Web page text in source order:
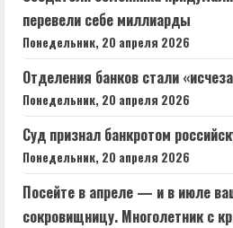
перевели себе миллиарды
Понедельник, 20 апреля 2026
Отделения банков стали
Понедельник, 20 апреля 2026
Суд признал банкротом
Понедельник, 20 апреля 2026
Посейте в апреле — и в июле
сокровищницу. Многолетник с